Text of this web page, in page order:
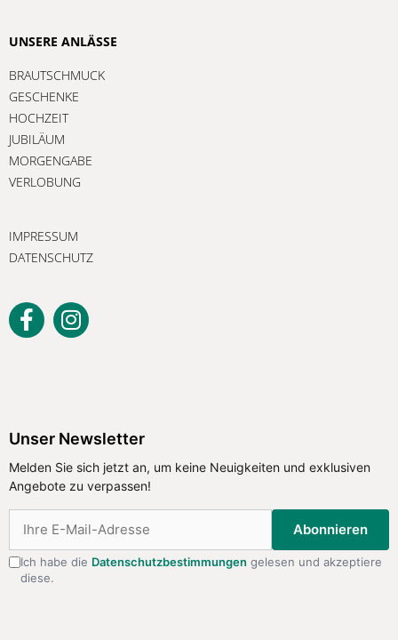
UNSERE ANLÄSSE
BRAUTSCHMUCK
GESCHENKE
HOCHZEIT
JUBILÄUM
MORGENGABE
VERLOBUNG
IMPRESSUM
DATENSCHUTZ
Unser Newsletter
Melden Sie sich jetzt an, um keine Neuigkeiten und exklusiven
Angebote zu verpassen!
Abonnieren
Ich habe die Datenschutzbestimmungen gelesen und akzeptiere
diese.
zu verpassen!
Abonnieren